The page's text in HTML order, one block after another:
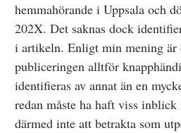
hemmahörande i Uppsala och
202X. Det saknas dock
i artikeln. Enligt min mening är
publiceringen alltför
identifieras av annat än en
redan måste ha haft viss
därmed inte att betrakta som